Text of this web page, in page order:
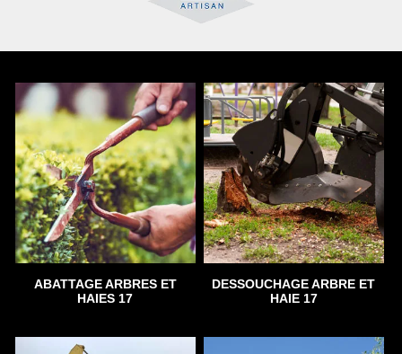
ABATTAGE ARBRES ET
HAIES 17
DESSOUCHAGE ARBRE ET
HAIE 17